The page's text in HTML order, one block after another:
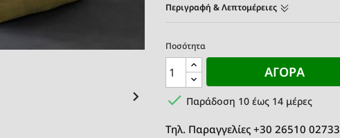

Περιγραφή & Λεπτομέρειες
Ποσότητα
ΑΓΟΡΆ
 Παράδοση 10 έως 14 μέρες
Τηλ. Παραγγελίες +30 26510 02733